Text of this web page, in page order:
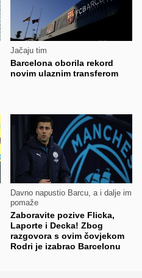
Jačaju tim
Barcelona oborila rekord
novim ulaznim transferom
Davno napustio Barcu, a i dalje im
pomaže
Zaboravite pozive Flicka,
Laporte i Decka! Zbog
razgovora s ovim čovjekom
Rodri je izabrao Barcelonu